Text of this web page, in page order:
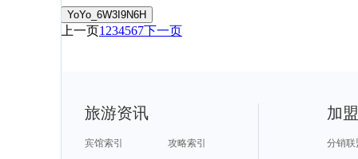
YoYo_6W3I9N6H
上一页1 234567下一页
旅游资讯
宾馆索引
攻略索引
加
分销联